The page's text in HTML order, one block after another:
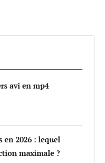
avi en mp4
2026 : lequel
maximale ?